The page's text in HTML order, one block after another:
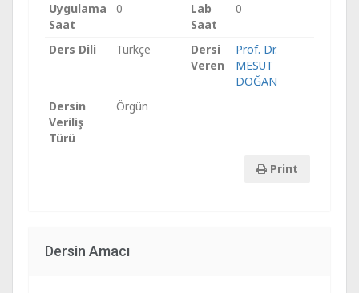
Uygulama
Saat
0
Lab
Saat
0
Ders Dili Türkçe
Dersi
Veren
Prof. Dr.
MESUT
DOĞAN
Dersin
Veriliş
Türü
Örgün
Print
Dersin Amacı